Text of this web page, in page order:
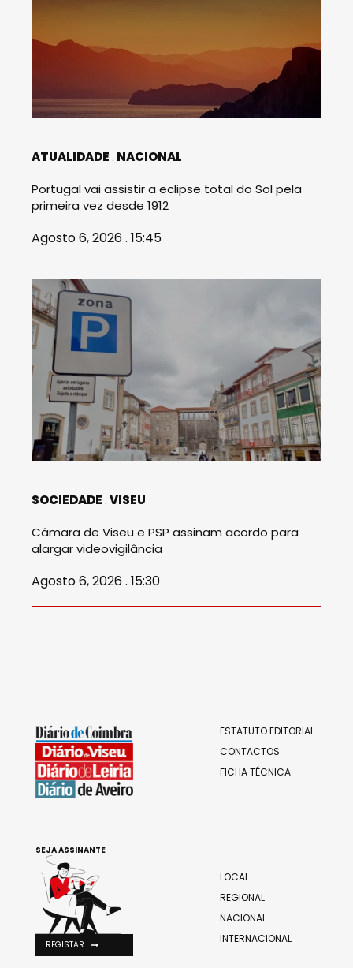
ATUALIDADE NACIONAL
Portugal vai assistir a eclipse total do Sol pela
primeira vez desde 1912
Agosto 6, 2026 . 15:45
SOCIEDADE VISEU
Câmara de Viseu e PSP assinam acordo para
alargar videovigilância
Agosto 6, 2026 . 15:30
ESTATUTO EDITORIAL
CONTACTOS
FICHA TÉCNICA
LOCAL
REGIONAL
NACIONAL
INTERNACIONAL
SEJA ASSINANTE
REGISTAR